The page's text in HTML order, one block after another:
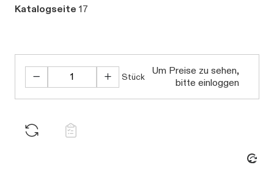
Katalogseite 17
Stück
Um Preise zu sehen,
bitte einloggen